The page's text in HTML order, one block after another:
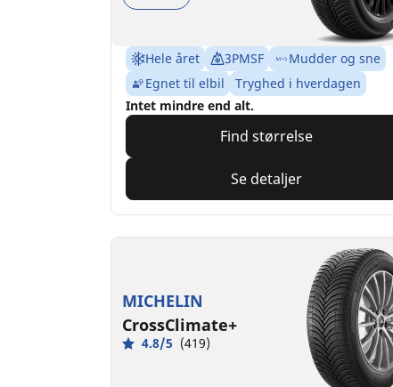
Hele året 3PMSF
Mudder og sne
Egnet til elbil
Tryghed i hverdagen
Intet mindre end alt.
Find størrelse
Se detaljer
MICHELIN
CrossClimate+
4.8/5 (419)